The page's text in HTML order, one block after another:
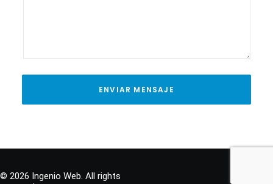
© 2026 Ingenio Web. All rights